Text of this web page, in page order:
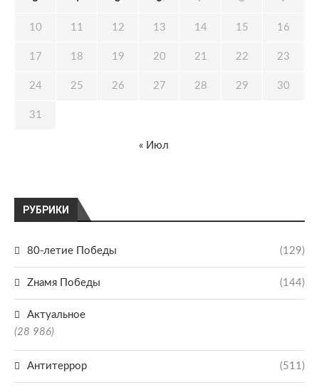
РУБРИКИ
80-летие Победы (129)
Zнамя Победы (144)
Актуальное
(28 986)
Антитеррор (511)
10 11 12 13 14 15 16
17 18 19 20 21 22 23
24 25 26 27 28 29 30
31
« Июл